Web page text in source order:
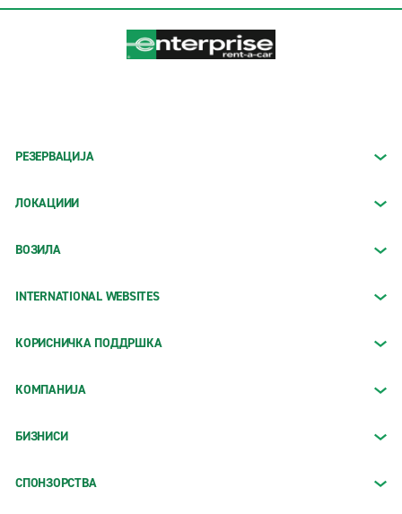
РЕЗЕРВАЦИЈА
ЛОКАЦИИИ
ВОЗИЛА
INTERNATIONAL WEBSITES
КОРИСНИЧКА ПОДДРШКА
КОМПАНИЈА
БИЗНИСИ
СПОНЗОРСТВА